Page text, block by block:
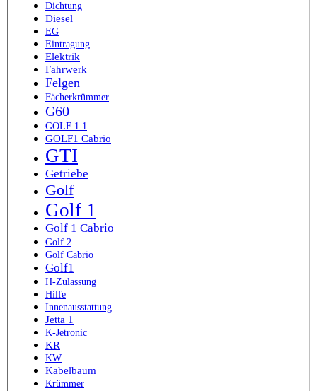
Dichtung
Diesel
EG
Eintragung
Elektrik
Fahrwerk
Felgen
Fächerkrümmer
G60
GOLF 1 1
GOLF1 Cabrio
GTI
Getriebe
Golf
Golf 1
Golf 1 Cabrio
Golf 2
Golf Cabrio
Golf1
H-Zulassung
Hilfe
Innenausstattung
Jetta 1
K-Jetronic
KR
KW
Kabelbaum
Krümmer